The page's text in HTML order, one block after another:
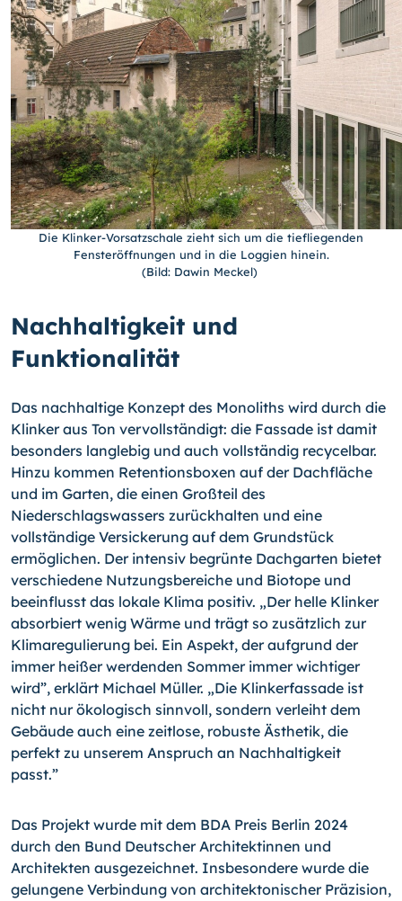
Die Klinker-Vorsatzschale zieht sich um die tiefliegenden
Fensteröffnungen und in die Loggien hinein.
(Bild: Dawin Meckel)
Nachhaltigkeit und
Funktionalität
Das nachhaltige Konzept des Monoliths wird durch die
Klinker aus Ton vervollständigt: die Fassade ist damit
besonders langlebig und auch vollständig recycelbar.
Hinzu kommen Retentionsboxen auf der Dachfläche
und im Garten, die einen Großteil des
Niederschlagswassers zurückhalten und eine
vollständige Versickerung auf dem Grundstück
ermöglichen. Der intensiv begrünte Dachgarten bietet
verschiedene Nutzungsbereiche und Biotope und
beeinflusst das lokale Klima positiv. „Der helle Klinker
absorbiert wenig Wärme und trägt so zusätzlich zur
Klimaregulierung bei. Ein Aspekt, der aufgrund der
immer heißer werdenden Sommer immer wichtiger
wird”, erklärt Michael Müller. „Die Klinkerfassade ist
nicht nur ökologisch sinnvoll, sondern verleiht dem
Gebäude auch eine zeitlose, robuste Ästhetik, die
perfekt zu unserem Anspruch an Nachhaltigkeit
passt.”
Das Projekt wurde mit dem BDA Preis Berlin 2024
durch den Bund Deutscher Architektinnen und
Architekten ausgezeichnet. Insbesondere wurde die
gelungene Verbindung von architektonischer Präzision,